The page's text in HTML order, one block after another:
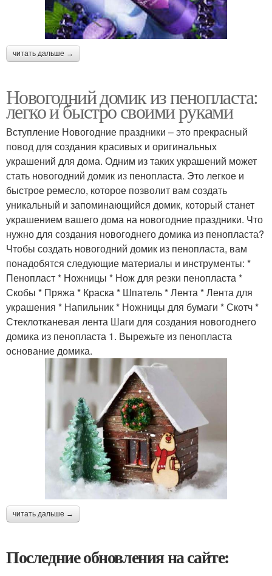
читать дальше →
Новогодний домик из пенопласта:
легко и быстро своими руками
Вступление Новогодние праздники – это прекрасный
повод для создания красивых и оригинальных
украшений для дома. Одним из таких украшений может
стать новогодний домик из пенопласта. Это легкое и
быстрое ремесло, которое позволит вам создать
уникальный и запоминающийся домик, который станет
украшением вашего дома на новогодние праздники. Что
нужно для создания новогоднего домика из пенопласта?
Чтобы создать новогодний домик из пенопласта, вам
понадобятся следующие материалы и инструменты: *
Пенопласт * Ножницы * Нож для резки пенопласта *
Скобы * Пряжа * Краска * Шпатель * Лента * Лента для
украшения * Напильник * Ножницы для бумаги * Скотч *
Стеклотканевая лента Шаги для создания новогоднего
домика из пенопласта 1. Вырежьте из пенопласта
основание домика.
читать дальше →
Последние обновления на сайте: